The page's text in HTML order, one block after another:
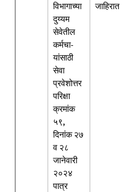
विभागाच्या
दुय्यम
सेवेतील
कर्मचा-
यांसाठी
सेवा
प्रवेशोत्तर
परिक्षा
क्रमांक
५९,
दिनांक २७
व २८
जानेवारी
२०२४
पात्र
जाहिरात